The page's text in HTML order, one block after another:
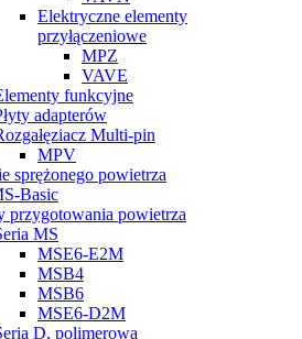
Elektryczne elementy
przyłączeniowe
MPZ
VAVE
funkcyjne
adapterów
Multi-pin
MPV
sprężonego powietrza
Basic
przygotowania powietrza
MS
MSE6-E2M
MSB4
MSB6
MSE6-D2M
D, polimerowa